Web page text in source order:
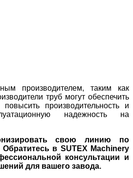
производителем, таким как
труб могут обеспечить
повысить производительность и
надежность на
свою линию по
в SUTEX Machinery
консультации и
для вашего завода.